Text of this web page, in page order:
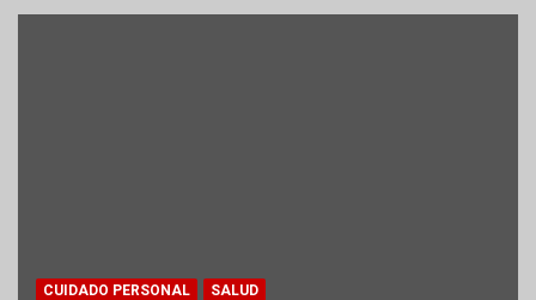
CUIDADO PERSONAL SALUD